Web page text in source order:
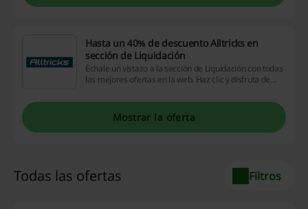
Hasta un 40% de descuento Alltricks en
sección de Liquidación
Échale un vistazo a la sección de Liquidación con todas
las mejores ofertas en la web. Haz clic y disfruta de
seleccionados. ¡Entra ahora!
Mostrar la oferta
Todas las ofertas Filtros